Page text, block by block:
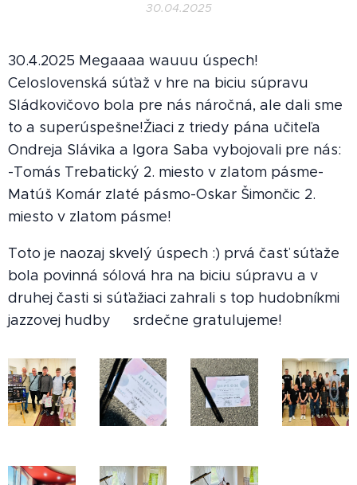
30.04.2025
30.4.2025 Megaaaa wauuu úspech!
Celoslovenská súťaž v hre na biciu súpravu
Sládkovičovo bola pre nás náročná, ale dali sme
to a superúspešne!Žiaci z triedy pána učiteľa
Ondreja Slávika a Igora Saba vybojovali pre nás:
-Tomás Trebatický 2. miesto v zlatom pásme-
Matúš Komár zlaté pásmo-Oskar Šimončic 2.
miesto v zlatom pásme!
Toto je naozaj skvelý úspech :) prvá časť súťaže
bola povinná sólová hra na biciu súpravu a v
druhej časti si súťažiaci zahrali s top hudobníkmi
jazzovej hudby 🙂‍↕️srdečne gratulujeme! 🙂‍↔️